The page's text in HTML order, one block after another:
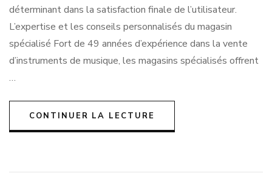
déterminant dans la satisfaction finale de l’utilisateur.
L’expertise et les conseils personnalisés du magasin
spécialisé Fort de 49 années d’expérience dans la vente
d’instruments de musique, les magasins spécialisés offrent
…
CONTINUER LA LECTURE